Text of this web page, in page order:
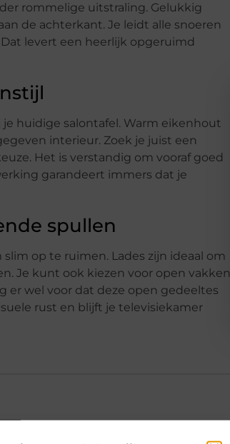
rommelige uitstraling. Gelukkig
de achterkant. Je leidt alle snoeren
levert een heerlijk opgeruimd
huidige salontafel. Warm eikenhout
interieur. Zoek je juist een
Het is verstandig om vooraf goed
garandeert immers dat je
spullen
op te ruimen. Lades zijn ideaal om
Je kunt ook kiezen voor open vakken
er wel voor dat deze open gedeeltes
rust en blijft je televisiekamer